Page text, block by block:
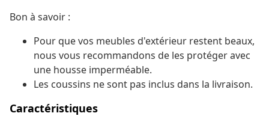
Bon à savoir :
Pour que vos meubles d'extérieur restent beaux,
nous vous recommandons de les protéger avec
une housse imperméable.
Les coussins ne sont pas inclus dans la livraison.
Caractéristiques